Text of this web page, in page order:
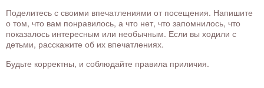
Поделитесь с своими впечатлениями от посещения. Напишите
о том, что вам понравилось, а что нет, что запомнилось, что
показалось интересным или необычным. Если вы ходили с
детьми, расскажите об их впечатлениях.
Будьте корректны, и соблюдайте правила приличия.